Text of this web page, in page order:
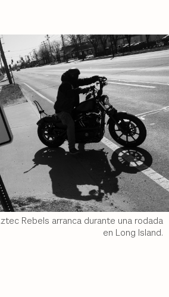
Rebels arranca durante una rodada
en Long Island.